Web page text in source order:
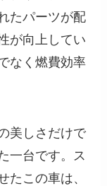
たパーツが配
が向上してい
なく燃費効率
美しさだけで
一台です。ス
たこの車は、